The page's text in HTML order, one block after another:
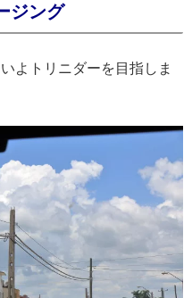
ジング
よトリニダーを目指しま